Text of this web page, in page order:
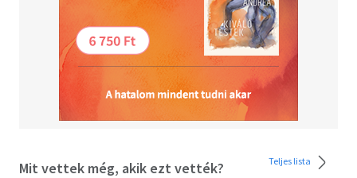
Mit vettek még, akik ezt vették? Teljes lista